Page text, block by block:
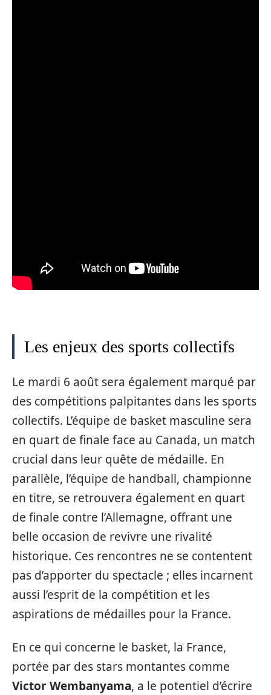
Les enjeux des sports collectifs
Le mardi 6 août sera également marqué par
des compétitions palpitantes dans les sports
collectifs. L’équipe de basket masculine sera
en quart de finale face au Canada, un match
crucial dans leur quête de médaille. En
parallèle, l’équipe de handball, championne
en titre, se retrouvera également en quart
de finale contre l’Allemagne, offrant une
belle occasion de revivre une rivalité
historique. Ces rencontres ne se contentent
pas d’apporter du spectacle ; elles incarnent
aussi l’esprit de la compétition et les
aspirations de médailles pour la France.
En ce qui concerne le basket, la France,
portée par des stars montantes comme
Victor Wembanyama, a le potentiel d’écrire